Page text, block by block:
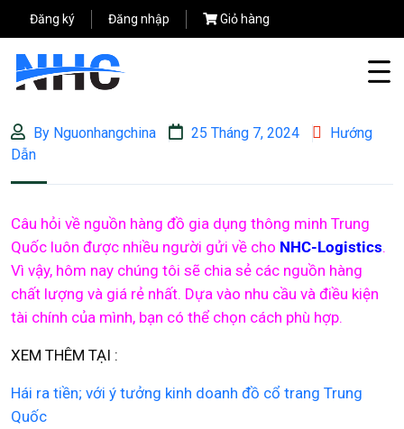
Đăng ký Đăng nhập Giỏ hàng
By Nguonhangchina 25 Tháng 7, 2024
Hướng
Dẫn
Câu hỏi về nguồn hàng đồ gia dụng thông minh Trung
Quốc luôn được nhiều người gửi về cho NHC-Logistics.
Vì vậy, hôm nay chúng tôi sẽ chia sẻ các nguồn hàng
chất lượng và giá rẻ nhất. Dựa vào nhu cầu và điều kiện
tài chính của mình, bạn có thể chọn cách phù hợp.
XEM THÊM TẠI :
Hái ra tiền; với ý tưởng kinh doanh đồ cổ trang Trung
Quốc